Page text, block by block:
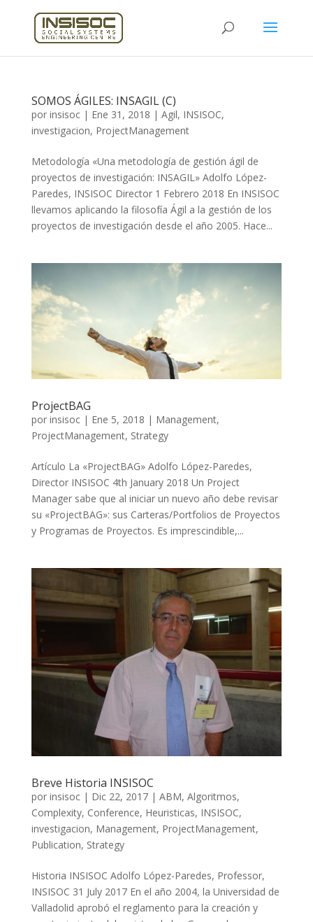
SOMOS ÁGILES: INSAGIL (C)
por insisoc| Ene 31, 2018 | Agil, INSISOC,
investigacion, ProjectManagement
Metodología «Una metodología de gestión ágil de
proyectos de investigación: INSAGIL» Adolfo López-
Paredes, INSISOC Director 1 Febrero 2018 En INSISOC
llevamos aplicando la filosofía Ágil a la gestión de los
proyectos de investigación desde el año 2005. Hace...
ProjectBAG
por insisoc| Ene 5, 2018 | Management,
ProjectManagement, Strategy
Artículo La «ProjectBAG» Adolfo López-Paredes,
Director INSISOC 4th January 2018 Un Project
Manager sabe que al iniciar un nuevo año debe revisar
su «ProjectBAG»: sus Carteras/Portfolios de Proyectos
y Programas de Proyectos. Es imprescindible,...
Breve Historia INSISOC
por insisoc| Dic 22, 2017| ABM, Algoritmos,
Complexity, Conference, Heuristicas, INSISOC,
investigacion, Management, ProjectManagement,
Publication, Strategy
Historia INSISOC Adolfo López-Paredes, Professor,
INSISOC 31 July 2017 En el año 2004, la Universidad de
Valladolid aprobó el reglamento para la creación y